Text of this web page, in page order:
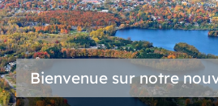
Bienvenue sur notre